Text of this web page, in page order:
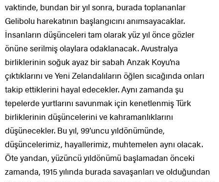
vaktinde, bundan bir yıl sonra, burada toplananlar
Gelibolu harekatının başlangıcını anımsayacaklar.
İnsanların düşünceleri tam olarak yüz yıl önce gözler
önüne serilmiş olaylara odaklanacak. Avustralya
birliklerinin soğuk ayaz bir sabah Anzak Koyu’na
çıktıklarını ve Yeni Zelandalıların öğlen sıcağında onları
takip ettiklerini hayal edecekler. Aynı zamanda şu
tepelerde yurtlarını savunmak için kenetlenmiş Türk
birliklerinin düşüncelerini ve kahramanlıklarını
düşünecekler. Bu yıl, 99’uncu yıldönümünde,
düşüncelerimiz, hayallerimiz, muhtemelen aynı olacak.
Öte yandan, yüzüncü yıldönümü başlamadan önceki
zamanda, 1915 yılında burada savaşanları ve olduğundan